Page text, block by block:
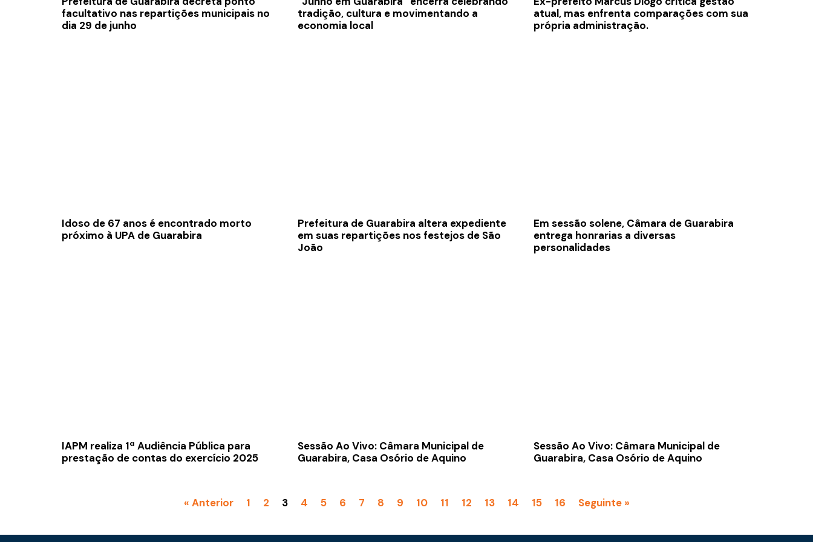
facultativo nas repartições municipais no
dia 29 de junho
tradição, cultura e movimentando a
economia local
atual, mas enfrenta comparações com sua
própria administração.
Idoso de 67 anos é encontrado morto
próximo à UPA de Guarabira
Prefeitura de Guarabira altera expediente
em suas repartições nos festejos de São
João
Em sessão solene, Câmara de Guarabira
entrega honrarias a diversas
personalidades
IAPM realiza 1ª Audiência Pública para
prestação de contas do exercício 2025
Sessão Ao Vivo: Câmara Municipal de
Guarabira, Casa Osório de Aquino
Sessão Ao Vivo: Câmara Municipal de
Guarabira, Casa Osório de Aquino
« Anterior 1 2 3 4 5 6 7 8 9 10 11 12 13 14 15 16 Seguinte »